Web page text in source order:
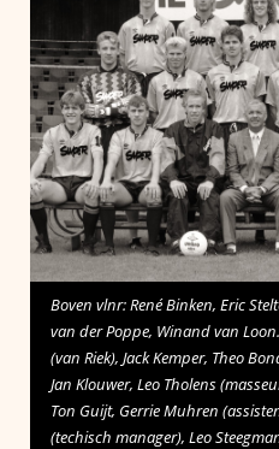
Boven vlnr: René Binken, Eric
van der Poppe, Winand van
(van Riek), Jack Kemper, Theo
Jan Klouwer, Leo Tholens
Ton Guijt, Gerrie Muhren
(techisch manager), Leo